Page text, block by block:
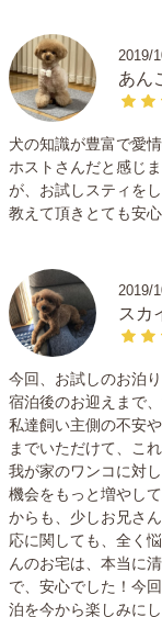
■夜の寝かせ方につ
普段、わたしが見
びのび過ごして
わんちゃんの安全
安心して過ごせる
し、試したことが
い。
■お留守番について
原則、お預かり中
お迎えする予定で
歩になりますの
のお散歩時には短
ます。その際には
でお留守番をして
■お預かりが難し
・分離不安のある
・マナーウェアを
・マーキング癖の
・避妊去勢をして
2019/
あん
犬の知識が豊富で愛
ホストさんだと感じ
が、お試しスティを
教えて頂きとても安心
2019/
スカ
今回、お試しのお泊
宿泊後のお迎えまで
私達飼い主側の不安
までいただけて、こ
我が家のワンコに対
機会をもっと増やし
からも、少しお兄さ
応に関しても、全く
んのお宅は、本当に
で、安心でした！今
泊を今から楽しみに